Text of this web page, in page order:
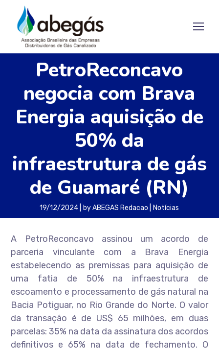
PetroReconcavo
negocia com Brava
Energia aquisição de
50% da
infraestrutura de gás
de Guamaré (RN)
19/12/2024 byABEGAS Redacao Notícias
A PetroReconcavo assinou um acordo de
parceria vinculante com a Brava Energia
estabelecendo as premissas para aquisição de
uma fatia de 50% na infraestrutura de
escoamento e processamento de gás natural na
Bacia Potiguar, no Rio Grande do Norte. O valor
da transação é de US$ 65 milhões, em duas
parcelas: 35% na data da assinatura dos acordos
definitivos e 65% na data de fechamento. O